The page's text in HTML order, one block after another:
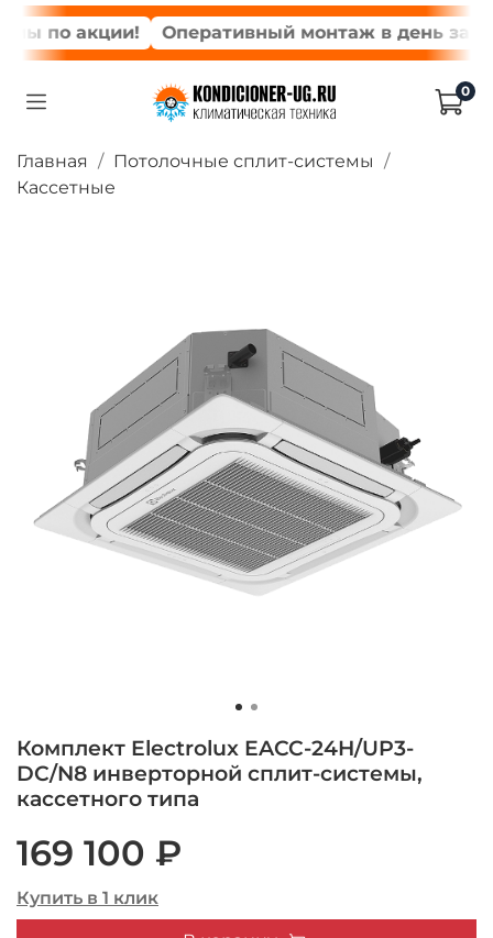
по акции! Оперативный монтаж в день
0
Главная
Потолочные сплит-системы
Кассетные
Комплект Electrolux EACC-24H/UP3-
DC/N8 инверторной сплит-системы,
кассетного типа
169 100 ₽
Купить в 1 клик